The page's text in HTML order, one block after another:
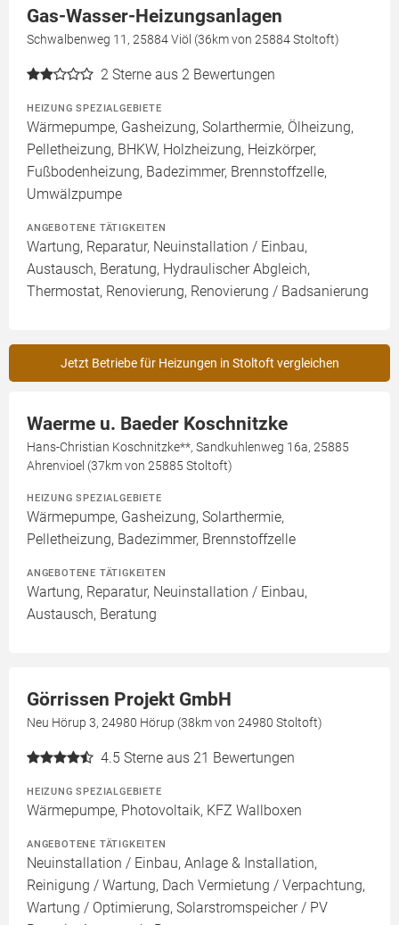
Gas-Wasser-Heizungsanlagen
Schwalbenweg 11, 25884 Viöl (36km von 25884 Stoltoft)
2 Sterne aus 2 Bewertungen
HEIZUNG SPEZIALGEBIETE
Wärmepumpe, Gasheizung, Solarthermie, Ölheizung,
Pelletheizung, BHKW, Holzheizung, Heizkörper,
Fußbodenheizung, Badezimmer, Brennstoffzelle,
Umwälzpumpe
ANGEBOTENE TÄTIGKEITEN
Wartung, Reparatur, Neuinstallation / Einbau,
Austausch, Beratung, Hydraulischer Abgleich,
Thermostat, Renovierung, Renovierung / Badsanierung
Jetzt Betriebe für Heizungen in Stoltoft vergleichen
Waerme u. Baeder Koschnitzke
Hans-Christian Koschnitzke**, Sandkuhlenweg 16a, 25885
Ahrenvioel (37km von 25885 Stoltoft)
HEIZUNG SPEZIALGEBIETE
Wärmepumpe, Gasheizung, Solarthermie,
Pelletheizung, Badezimmer, Brennstoffzelle
ANGEBOTENE TÄTIGKEITEN
Wartung, Reparatur, Neuinstallation / Einbau,
Austausch, Beratung
Görrissen Projekt GmbH
Neu Hörup 3, 24980 Hörup (38km von 24980 Stoltoft)
4.5 Sterne aus 21 Bewertungen
HEIZUNG SPEZIALGEBIETE
Wärmepumpe, Photovoltaik, KFZ Wallboxen
ANGEBOTENE TÄTIGKEITEN
Neuinstallation / Einbau, Anlage & Installation,
Reinigung / Wartung, Dach Vermietung / Verpachtung,
Wartung / Optimierung, Solarstromspeicher / PV